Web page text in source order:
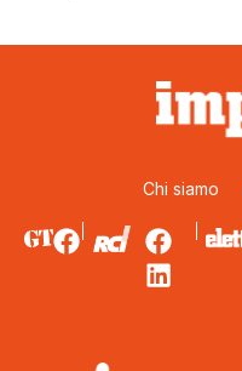
Chi siamo